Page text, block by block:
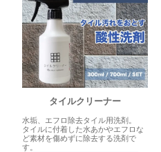
タイルクリーナー
水垢、エフロ除去タイル用洗剤。
タイルに付着した水あかやエフロな
ど素材を傷めずに除去する洗剤で
す。